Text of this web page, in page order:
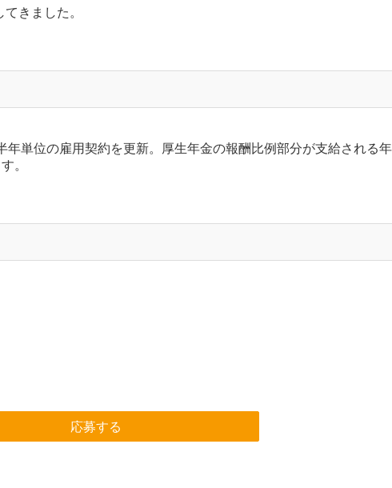
きました。
年単位の雇用契約を更新。厚生年金の報酬比例部分が支給される
。
応募する